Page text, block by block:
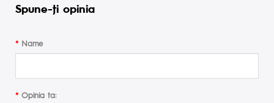
Spune-ţi opinia
Name
Opinia ta: